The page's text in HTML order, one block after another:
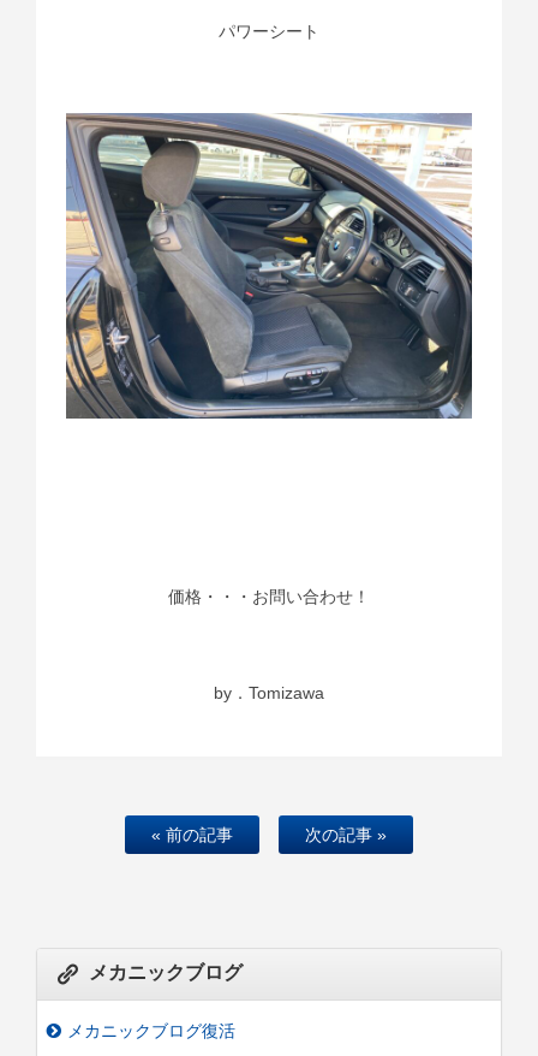
パワーシート
価格・・・お問い合わせ！
by．Tomizawa
« 前の記事 次の記事 »
メカニックブログ
メカニックブログ復活